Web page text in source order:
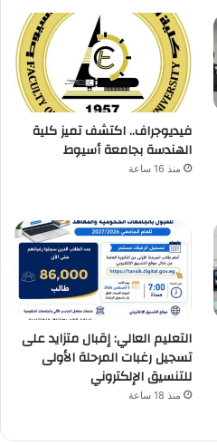
فيديوجراف.. اكتشف تميز كلية
الهندسة بجامعة أسيوط
منذ 16 ساعة
التعليم العالي: إقبال متزايد على
تسجيل رغبات المرحلة الأولى
للتنسيق الإلكتروني
منذ 18 ساعة